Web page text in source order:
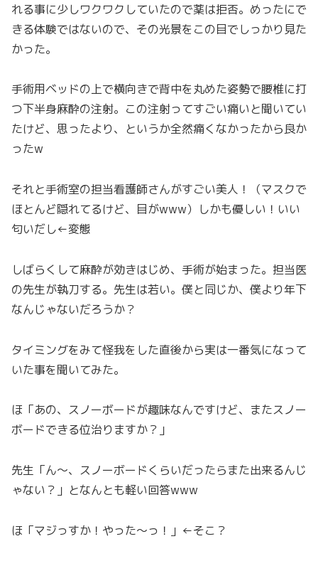
れる事に少しワクワクしていたので薬は拒否。めったにで
きる体験ではないので、その光景をこの目でしっかり見た
かった。
手術用ベッドの上で横向きで背中を丸めた姿勢で腰椎に打
つ下半身麻酔の注射。この注射ってすごい痛いと聞いてい
たけど、思ったより、というか全然痛くなかったから良か
ったw
それと手術室の担当看護師さんがすごい美人！（マスクで
ほとんど隠れてるけど、目がwww）しかも優しい！いい
匂いだし←変態
しばらくして麻酔が効きはじめ、手術が始まった。担当医
の先生が執刀する。先生は若い。僕と同じか、僕より年下
なんじゃないだろうか？
タイミングをみて怪我をした直後から実は一番気になって
いた事を聞いてみた。
ほ「あの、スノーボードが趣味なんですけど、またスノー
ボードできる位治りますか？」
先生「ん～、スノーボードくらいだったらまた出来るんじ
ゃない？」となんとも軽い回答www
ほ「マジっすか！やった～っ！」←そこ？